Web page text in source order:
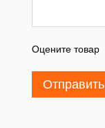
Оцените товар
Отправить